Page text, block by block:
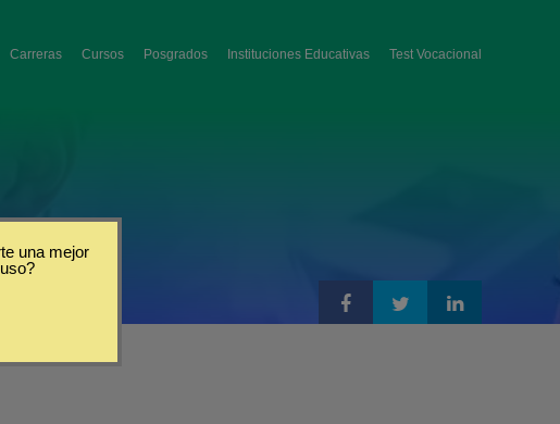
Carreras Cursos Posgrados Instituciones Educativas Test Vocacional
una mejor